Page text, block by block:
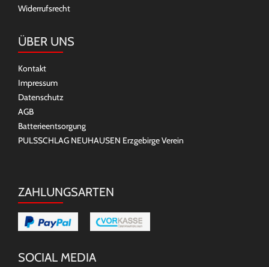
Widerrufsrecht
ÜBER UNS
Kontakt
Impressum
Datenschutz
AGB
Batterieentsorgung
PULSSCHLAG NEUHAUSEN Erzgebirge Verein
ZAHLUNGSARTEN
SOCIAL MEDIA